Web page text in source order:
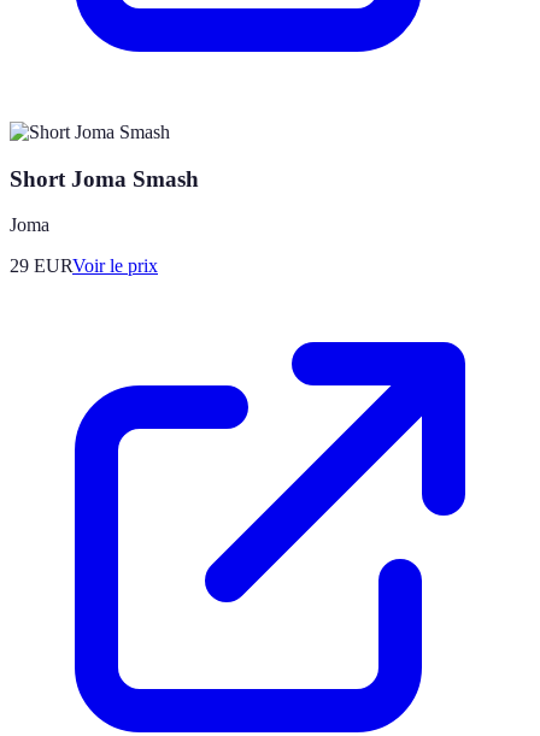
Short Joma Smash
Joma
29 EURVoir le prix